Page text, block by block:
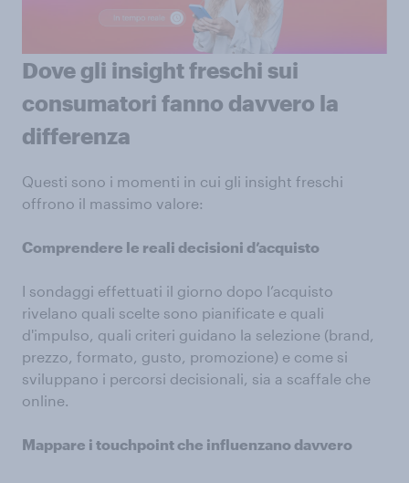
Dove gli insight freschi sui
consumatori fanno davvero la
differenza
Questi sono i momenti in cui gli insight freschi
offrono il massimo valore:
Comprendere le reali decisioni d’acquisto
I sondaggi effettuati il giorno dopo l’acquisto
rivelano quali scelte sono pianificate e quali
d'impulso, quali criteri guidano la selezione (brand,
prezzo, formato, gusto, promozione) e come si
sviluppano i percorsi decisionali, sia a scaffale che
online.
Mappare i touchpoint che influenzano davvero